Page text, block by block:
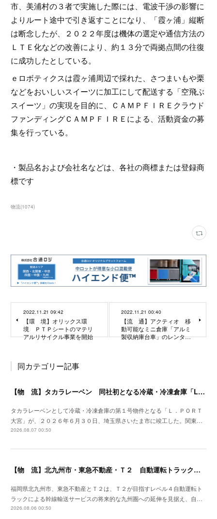
市、美浦村の３者で実施した際には、電波干渉の影響に
よりルート途中で引き返すことになり、「霞ヶ浦」縦断
は断念したが、２０２２年度は機体の選定や通信方法の
ＬＴＥ化などの改善により、約１３分で両拠点間の往復
に成功したとしている。
ｅロボティクスは霞ヶ浦周辺で採れた、さつまいもや栗
などをおいしいスイーツに加工にして配送する「空飛ぶ
スイーツ」の実現を目的に、ＣＡＭＰＦＩＲＥクラウド
ファンディングＣＡＭＰＦＩＲＥによる、活動資金の募
集を行っている。
・製品名および会社名などは、各社の商標または登録商
標です
物流(1074)
2022.11.21 09:42
【環 境】オリックス環
境 ＰＴＰシートのマテリ
アルリサイクル事業を開始
2022.11.21 00:40
【流 通】アクティオ 移
動可能なミニ倉庫「アルミ
製収納庫台車」のレンタ…
同カテゴリー記事
【物 流】タカラレーベン 同社初となる冷蔵・冷凍倉庫「L.PORT大宮」竣工
タカラレーベンとして冷蔵・冷凍倉庫の第１号物件となる「Ｌ．ＰＯＲＴ
大宮」が、２０２６年６月３０日、埼玉県さいたま市に竣工した。関東…
2026.08.07 00:50
【物 流】北九州市・東急不動産・Ｔ２ 自動運転トラック拠点整備に向け官民連携
福岡県北九州市、東急不動産とＴ２は、Ｔ２が目指すレベル４自動運転ト
ラックによる幹線輸送サービスの将来的な九州圏への延伸を見据え、自…
2026.08.06 00:50